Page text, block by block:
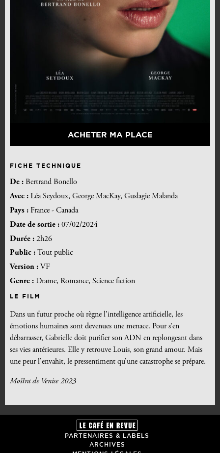
ACHETER MA PLACE
FICHE TECHNIQUE
De : Bertrand Bonello
Avec : Léa Seydoux, George MacKay, Guslagie Malanda
Pays : France - Canada
Date de sortie : 07/02/2024
Durée : 2h26
Public : Tout public
Version : VF
Genre : Drame, Romance, Science fiction
LE FILM
Dans un futur proche où règne l’intelligence artificielle, les
émotions humaines sont devenues une menace. Pour s’en
débarrasser, Gabrielle doit purifier son ADN en replongeant dans
ses vies antérieures. Elle y retrouve Louis, son grand amour. Mais
une peur l’envahit, le pressentiment qu’une catastrophe se prépare.
Mostra de Venise 2023
PARTENAIRES & LABELS
ARCHIVES